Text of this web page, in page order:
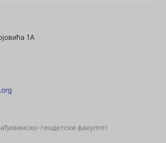
1А
геодетски факултет